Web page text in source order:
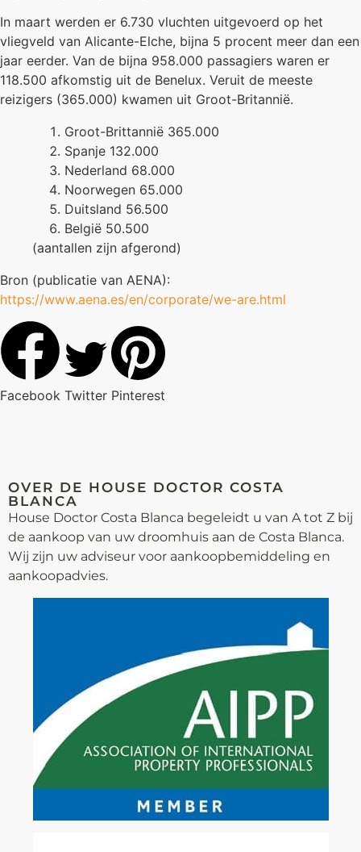
In maart werden er 6.730 vluchten uitgevoerd op het
vliegveld van Alicante-Elche, bijna 5 procent meer dan een
jaar eerder. Van de bijna 958.000 passagiers waren er
118.500 afkomstig uit de Benelux. Veruit de meeste
reizigers (365.000) kwamen uit Groot-Britannië.
Groot-Brittannië 365.000
Spanje 132.000
Nederland 68.000
Noorwegen 65.000
Duitsland 56.500
België 50.500
(aantallen zijn afgerond)
Bron (publicatie van AENA):
https://www.aena.es/en/corporate/we-are.html
Facebook Twitter Pinterest
OVER DE HOUSE DOCTOR COSTA
BLANCA
House Doctor Costa Blanca begeleidt u van A tot Z bij
de aankoop van uw droomhuis aan de Costa Blanca.
Wij zijn uw adviseur voor aankoop­bemiddeling en
aankoopadvies.